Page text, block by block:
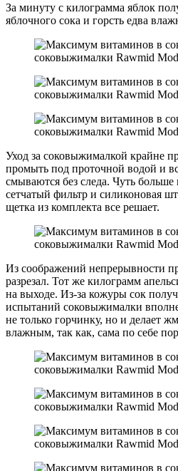
За минуту с килограмма яблок
яблочного сока и горсть едва
Уход за соковыжималкой крайне
промыть под проточной водой и
смываются без следа. Чуть
сетчатый фильтр и силиконовая
щетка из комплекта все решает.
Из соображений непрерывности
разрезал. Тот же килограмм
на выходе. Из-за кожуры сок
испытаний соковыжималки
не только горчинку, но и делает
влажным, так как, сама по себе